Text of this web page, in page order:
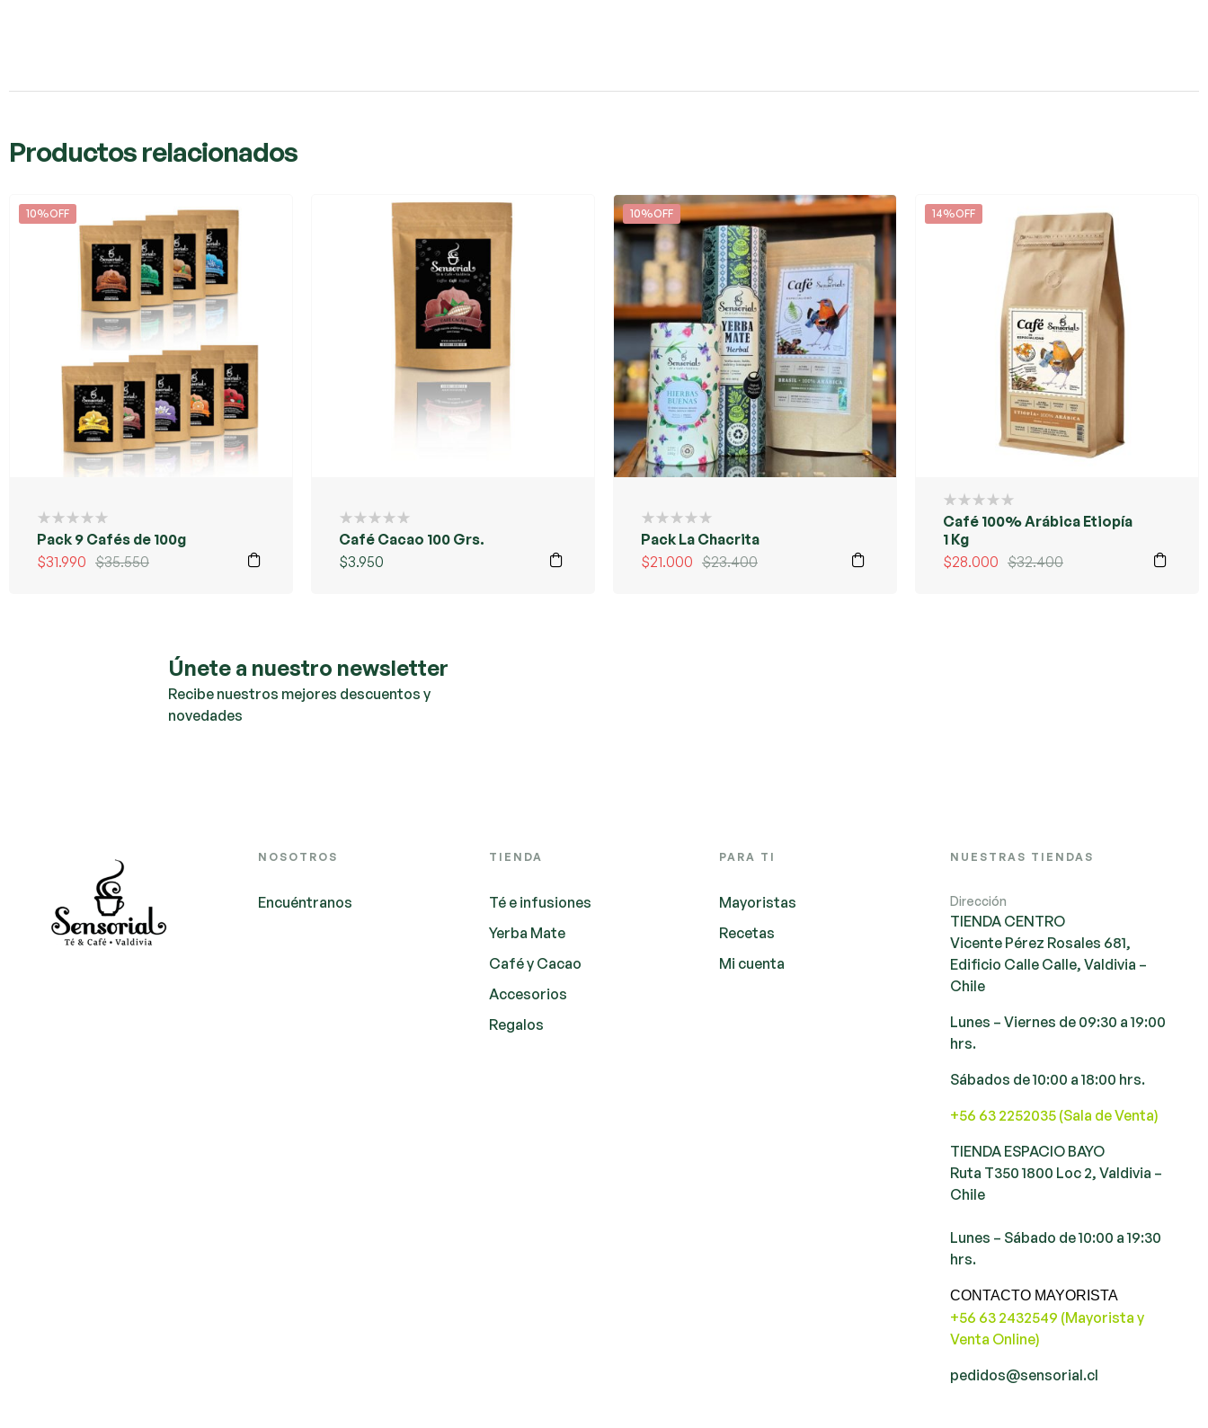
Productos relacionados
10%OFF
Pack 9 Cafés de 100g
$35.550
$31.990
Café Cacao 100 Grs.
$3.950
10%OFF
Pack La Chacrita
$23.400
$21.000
14%OFF
Café 100% Arábica Etiopía
1 Kg
$32.400
$28.000
Únete a nuestro newsletter
Recibe nuestros mejores descuentos y
novedades
NOSOTROS
Encuéntranos
TIENDA
Té e infusiones
Yerba Mate
Café y Cacao
Accesorios
Regalos
PARA TI
Mayoristas
Recetas
Mi cuenta
NUESTRAS TIENDAS
Dirección
TIENDA CENTRO
Vicente Pérez Rosales 681,
Edificio Calle Calle, Valdivia –
Chile
Lunes – Viernes de 09:30 a 19:00
hrs.
Sábados de 10:00 a 18:00 hrs.
+56 63 2252035 (Sala de Venta)
TIENDA ESPACIO BAYO
Ruta T350 1800 Loc 2, Valdivia –
Chile
Lunes – Sábado de 10:00 a 19:30
hrs.
CONTACTO MAYORISTA
+56 63 2432549 (Mayorista y
Venta Online)
pedidos@sensorial.cl